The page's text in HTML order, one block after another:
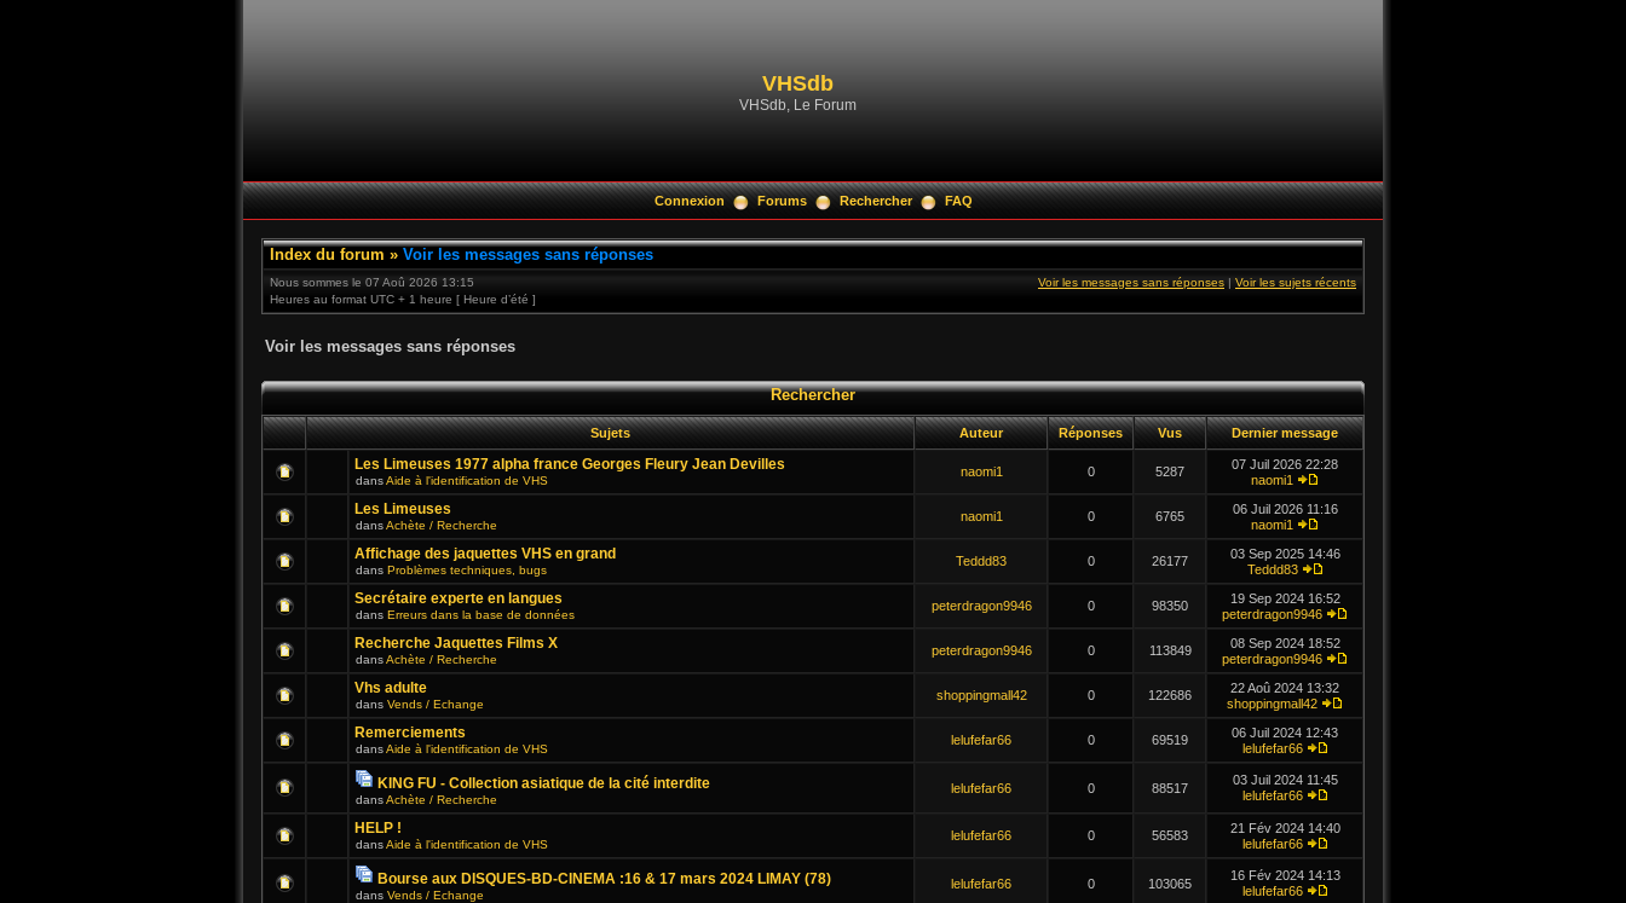
VHSdb
VHSdb, Le Forum
Connexion Forums Rechercher FAQ
Index du forum » Voir les messages sans réponses
Nous sommes le 07 Aoû 2026 13:15
Heures au format UTC + 1 heure [ Heure d’été ]
Voir les messages sans réponses | Voir les sujets récents
Voir les messages sans réponses
Rechercher
Sujets Auteur Réponses Vus Dernier message
Les Limeuses 1977 alpha france Georges Fleury Jean Devilles
dansAide à l'identification de VHS
naomi1 0 5287
07 Juil 2026 22:28
naomi1
Les Limeuses
dansAchète / Recherche
naomi1 0 6765
06 Juil 2026 11:16
naomi1
Affichage des jaquettes VHS en grand
dans Problèmes techniques, bugs
Teddd83 0 26177
03 Sep 2025 14:46
Teddd83
Secrétaire experte en langues
dans Erreurs dans la base de données
peterdragon9946 0 98350
19 Sep 2024 16:52
peterdragon9946
Recherche Jaquettes Films X
dansAchète / Recherche
peterdragon9946 0 113849
08 Sep 2024 18:52
peterdragon9946
Vhs adulte
dans Vends / Echange
shoppingmall42 0 122686
22 Aoû 2024 13:32
shoppingmall42
Remerciements
dansAide à l'identification de VHS
lelufefar66 0 69519
06 Juil 2024 12:43
lelufefar66
KING FU - Collection asiatique de la cité interdite
dansAchète / Recherche
lelufefar66 0 88517
03 Juil 2024 11:45
lelufefar66
HELP !
dansAide à l'identification de VHS
lelufefar66 0 56583
21 Fév 2024 14:40
lelufefar66
Bourse aux DISQUES-BD-CINEMA :16 & 17 mars 2024 LIMAY (78)
dans Vends / Echange
lelufefar66 0 103065
16 Fév 2024 14:13
lelufefar66